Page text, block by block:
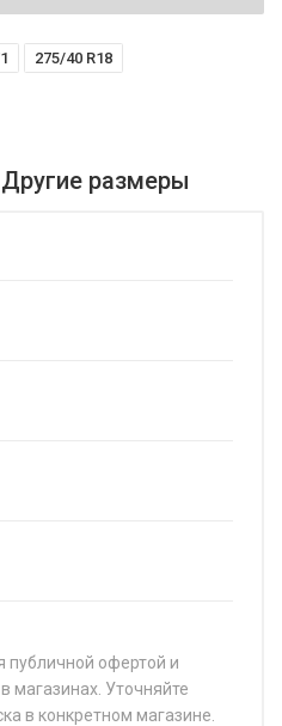
275/40 R18
Другие размеры
публичной офертой и
магазинах. Уточняйте
в конкретном магазине.